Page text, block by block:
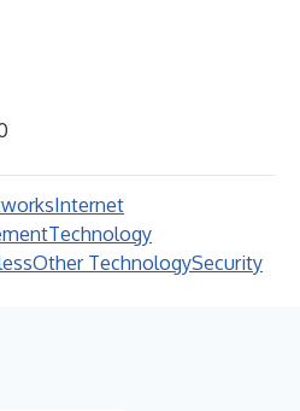
Internet
Technology
Other TechnologySecurity